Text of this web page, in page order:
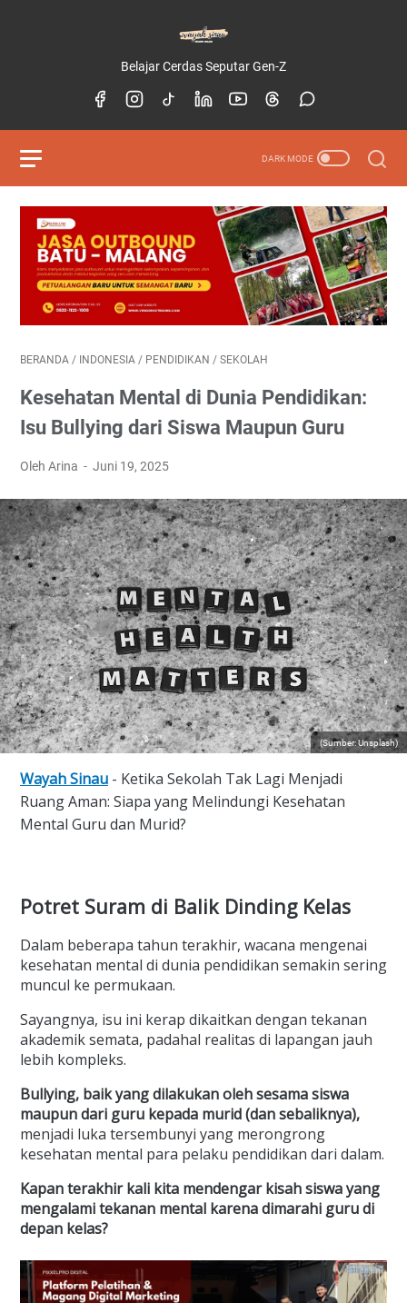
Belajar Cerdas Seputar Gen-Z
BERANDA / INDONESIA / PENDIDIKAN / SEKOLAH
Kesehatan Mental di Dunia Pendidikan:
Isu Bullying dari Siswa Maupun Guru
Oleh Arina Juni 19, 2025
(Sumber: Unsplash)
Wayah Sinau - Ketika Sekolah Tak Lagi Menjadi
Ruang Aman: Siapa yang Melindungi Kesehatan
Mental Guru dan Murid?
Potret Suram di Balik Dinding Kelas
Dalam beberapa tahun terakhir, wacana mengenai
kesehatan mental di dunia pendidikan semakin sering
muncul ke permukaan.
Sayangnya, isu ini kerap dikaitkan dengan tekanan
akademik semata, padahal realitas di lapangan jauh
lebih kompleks.
Bullying, baik yang dilakukan oleh sesama siswa
maupun dari guru kepada murid (dan sebaliknya),
menjadi luka tersembunyi yang merongrong
kesehatan mental para pelaku pendidikan dari dalam.
Kapan terakhir kali kita mendengar kisah siswa yang
mengalami tekanan mental karena dimarahi guru di
depan kelas?